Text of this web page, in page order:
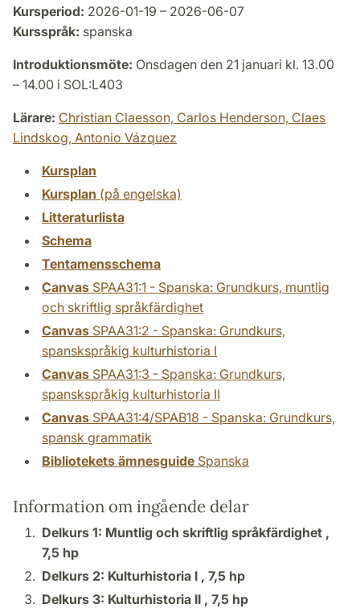
Kursperiod: 2026-01-19 – 2026-06-07
Kursspråk: spanska
Introduktionsmöte: Onsdagen den 21 januari kl. 13.00
– 14.00 i SOL:L403
Lärare: Christian Claesson, Carlos Henderson, Claes
Lindskog, Antonio Vázquez
Kursplan
Kursplan (på engelska)
Litteraturlista
Schema
Tentamensschema
Canvas SPAA31:1 - Spanska: Grundkurs, muntlig
och skriftlig språkfärdighet
Canvas SPAA31:2 - Spanska: Grundkurs,
spanskspråkig kulturhistoria I
Canvas SPAA31:3 - Spanska: Grundkurs,
spanskspråkig kulturhistoria II
Canvas SPAA31:4/SPAB18 - Spanska: Grundkurs,
spansk grammatik
Bibliotekets ämnesguide Spanska
Information om ingående delar
Delkurs 1: Muntlig och skriftlig språkfärdighet ,
7,5 hp
Delkurs 2: Kulturhistoria I , 7,5 hp
Delkurs 3: Kulturhistoria II , 7,5 hp